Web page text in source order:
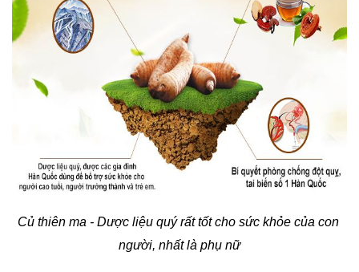
Củ thiên ma - Dược liệu quý rất tốt cho sức khỏe của con
người, nhất là phụ nữ